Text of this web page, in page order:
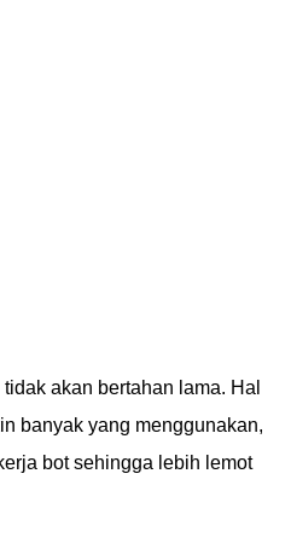
akan bertahan lama. Hal
banyak yang menggunakan,
bot sehingga lebih lemot